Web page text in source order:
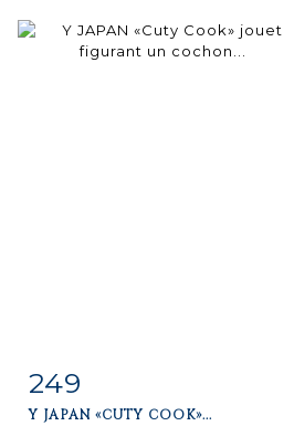
Item detail
249
Y JAPAN «CUTY COOK»...